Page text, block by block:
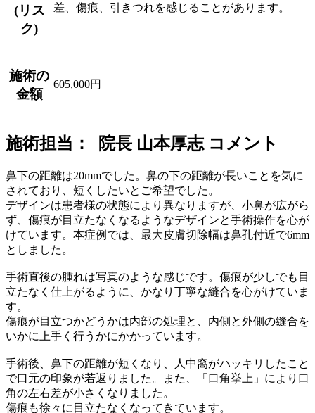
(リス
ク)
差、傷痕、引きつれを感じることがあります。
施術の
金額
605,000円
施術担当： 院長 山本厚志 コメント
鼻下の距離は20mmでした。鼻の下の距離が長いことを気に
されており、短くしたいとご希望でした。
デザインは患者様の状態により異なりますが、小鼻が広がら
ず、傷痕が目立たなくなるようなデザインと手術操作を心が
けています。本症例では、最大皮膚切除幅は鼻孔付近で6mm
としました。
手術直後の腫れは写真のような感じです。傷痕が少しでも目
立たなく仕上がるように、かなり丁寧な縫合を心がけていま
す。
傷痕が目立つかどうかは内部の処理と、内側と外側の縫合を
いかに上手く行うかにかかっています。
手術後、鼻下の距離が短くなり、人中窩がハッキリしたこと
で口元の印象が若返りました。また、「口角挙上」により口
角の左右差が小さくなりました。
傷痕も徐々に目立たなくなってきています。